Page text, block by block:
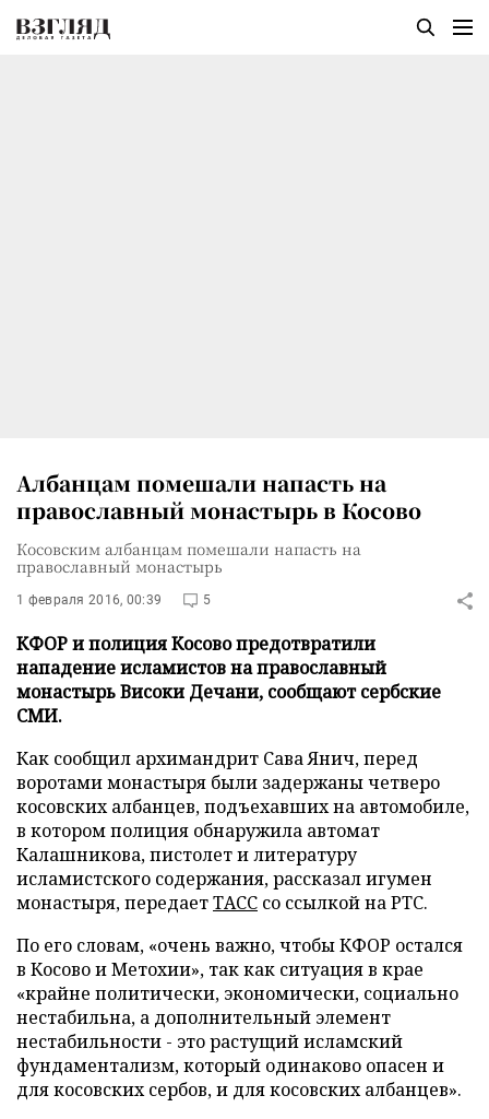
Албанцам помешали напасть на
православный монастырь в Косово
Косовским албанцам помешали напасть на
православный монастырь
1 февраля 2016, 00:39 5
КФОР и полиция Косово предотвратили
нападение исламистов на православный
монастырь Високи Дечани, сообщают сербские
СМИ.
Как сообщил архимандрит Сава Янич, перед
воротами монастыря были задержаны четверо
косовских албанцев, подъехавших на автомобиле,
в котором полиция обнаружила автомат
Калашникова, пистолет и литературу
исламистского содержания, рассказал игумен
монастыря, передаетТАСС со ссылкой на РТС.
По его словам, «очень важно, чтобы КФОР остался
в Косово и Метохии», так как ситуация в крае
«крайне политически, экономически, социально
нестабильна, а дополнительный элемент
нестабильности - это растущий исламский
фундаментализм, который одинаково опасен и
для косовских сербов, и для косовских албанцев».